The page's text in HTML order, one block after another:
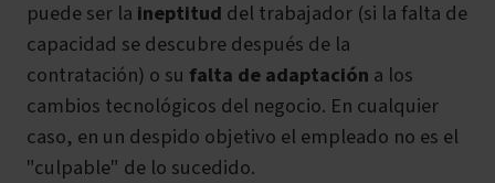
puede ser la ineptitud del trabajador (si la falta de
capacidad se descubre después de la
contratación) o su falta de adaptación a los
cambios tecnológicos del negocio. En cualquier
caso, en un despido objetivo el empleado no es el
"culpable" de lo sucedido.